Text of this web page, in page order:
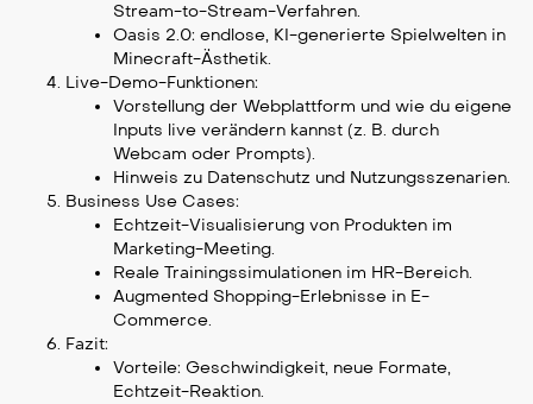
Stream-to-Stream-Verfahren.
Oasis 2.0: endlose, KI-generierte Spielwelten in
Minecraft-Ästhetik.
Live-Demo-Funktionen:
Vorstellung der Webplattform und wie du eigene
Inputs live verändern kannst (z. B. durch
Webcam oder Prompts).
Hinweis zu Datenschutz und Nutzungsszenarien.
Business Use Cases:
Echtzeit-Visualisierung von Produkten im
Marketing-Meeting.
Reale Trainingssimulationen im HR-Bereich.
Augmented Shopping-Erlebnisse in E-
Commerce.
Fazit:
Vorteile: Geschwindigkeit, neue Formate,
Echtzeit-Reaktion.